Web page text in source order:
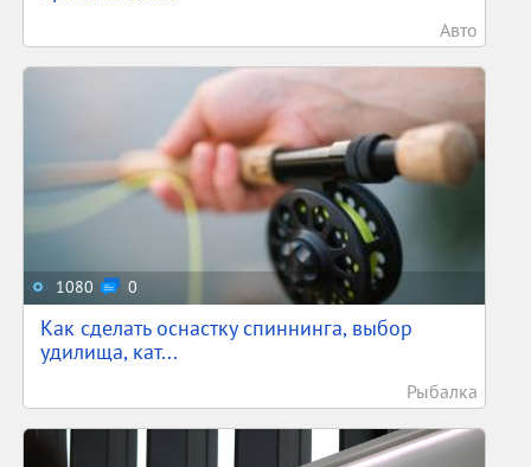
Авто
1080 0
Как сделать оснастку спиннинга, выбор
удилища, кат...
Рыбалка